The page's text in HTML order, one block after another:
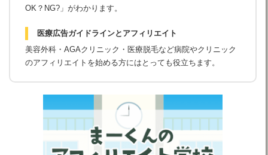
OK？NG?」がわかります。
医療広告ガイドラインとアフィリエイト
美容外科・AGAクリニック・医療脱毛など病院やクリニック
のアフィリエイトを始める方にはとっても役立ちます。